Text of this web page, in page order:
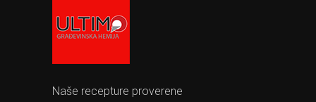
Naše recepture proverene